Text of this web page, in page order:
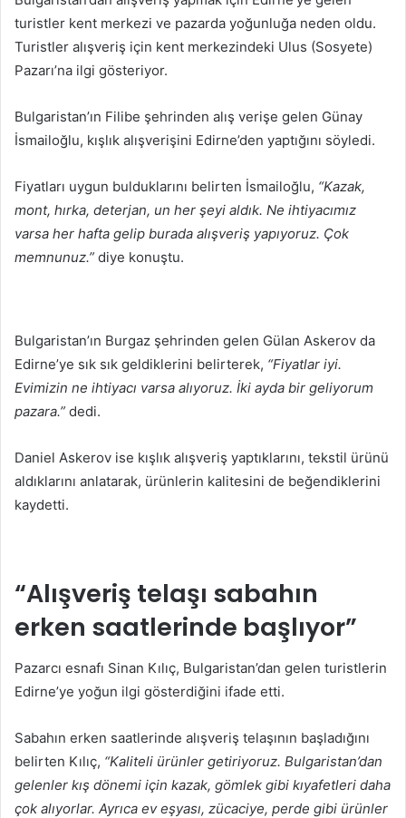
turistler kent merkezi ve pazarda yoğunluğa neden oldu.
Turistler alışveriş için kent merkezindeki Ulus (Sosyete)
Pazarı’na ilgi gösteriyor.
Bulgaristan’ın Filibe şehrinden alış verişe gelen Günay
İsmailoğlu, kışlık alışverişini Edirne’den yaptığını söyledi.
Fiyatları uygun bulduklarını belirten İsmailoğlu, “Kazak,
mont, hırka, deterjan, un her şeyi aldık. Ne ihtiyacımız
varsa her hafta gelip burada alışveriş yapıyoruz. Çok
memnunuz.” diye konuştu.
Bulgaristan’ın Burgaz şehrinden gelen Gülan Askerov da
Edirne’ye sık sık geldiklerini belirterek, “Fiyatlar iyi.
Evimizin ne ihtiyacı varsa alıyoruz. İki ayda bir geliyorum
pazara.” dedi.
Daniel Askerov ise kışlık alışveriş yaptıklarını, tekstil ürünü
aldıklarını anlatarak, ürünlerin kalitesini de beğendiklerini
kaydetti.
“Alışveriş telaşı sabahın
erken saatlerinde başlıyor”
Pazarcı esnafı Sinan Kılıç, Bulgaristan’dan gelen turistlerin
Edirne’ye yoğun ilgi gösterdiğini ifade etti.
Sabahın erken saatlerinde alışveriş telaşının başladığını
belirten Kılıç, “Kaliteli ürünler getiriyoruz. Bulgaristan’dan
gelenler kış dönemi için kazak, gömlek gibi kıyafetleri daha
çok alıyorlar. Ayrıca ev eşyası, zücaciye, perde gibi ürünler